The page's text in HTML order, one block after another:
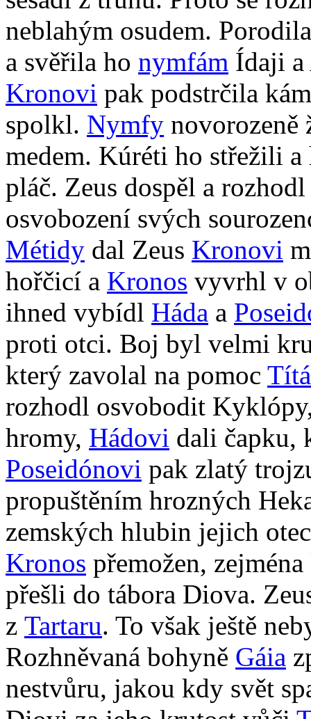
neblahým osudem.
a svěřila ho nymfám Ídaji a
Kronovi pak podstrčila
spolkl. Nymfy
medem. Kúréti ho střežili
pláč. Zeus dospěl a
osvobození svých
Métidy dal Zeus Kronovi
hořčicí a Kronos vyvrhl v
ihned vybídl Háda a
proti otci. Boj byl velmi
který zavolal na pomoc
rozhodl osvobodit
hromy, Hádovi dali čapku,
Poseidónovi pak zlatý
propuštěním hrozných
zemských hlubin jejich
Kronos přemožen,
přešli do tábora Diova.
z Tartaru. To však ještě
Rozhněvaná bohyně Gáia
nestvůru, jakou kdy svět